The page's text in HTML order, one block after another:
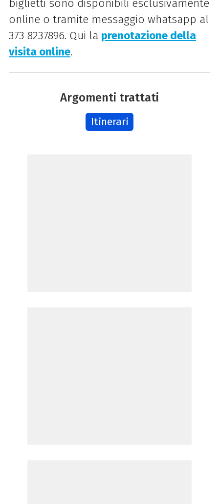
biglietti sono disponibili esclusivamente
online o tramite messaggio whatsapp al
373 8237896. Qui la prenotazione della
visita online.
Argomenti trattati
Itinerari